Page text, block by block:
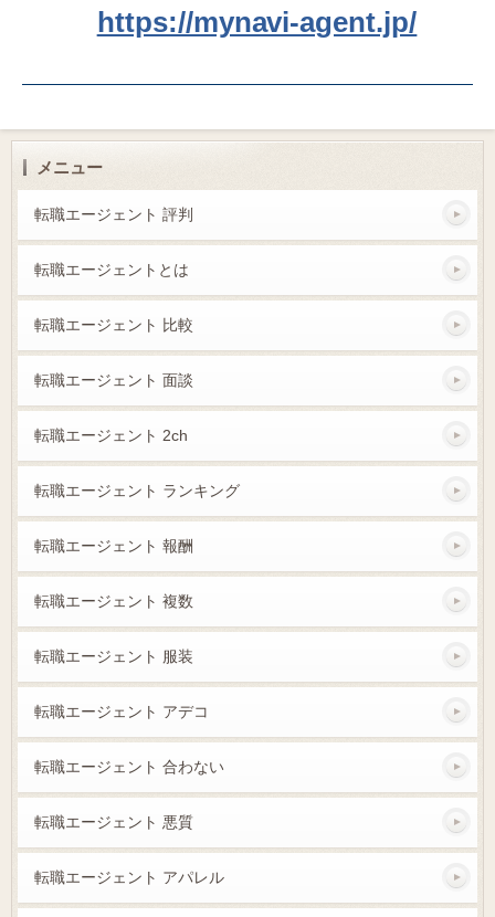
https://mynavi-agent.jp/
メニュー
転職エージェント 評判
転職エージェントとは
転職エージェント 比較
転職エージェント 面談
転職エージェント 2ch
転職エージェント ランキング
転職エージェント 報酬
転職エージェント 複数
転職エージェント 服装
転職エージェント アデコ
転職エージェント 合わない
転職エージェント 悪質
転職エージェント アパレル